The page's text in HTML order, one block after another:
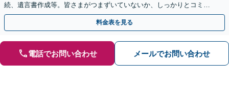
続、遺言書作成等。皆さまがつまずいていないか、しっかりとコミュ
ニケーションを取りながらお話を進めます【休日夜間相談可】
料金表を見る
電話でお問い合わせ メールでお問い合わせ